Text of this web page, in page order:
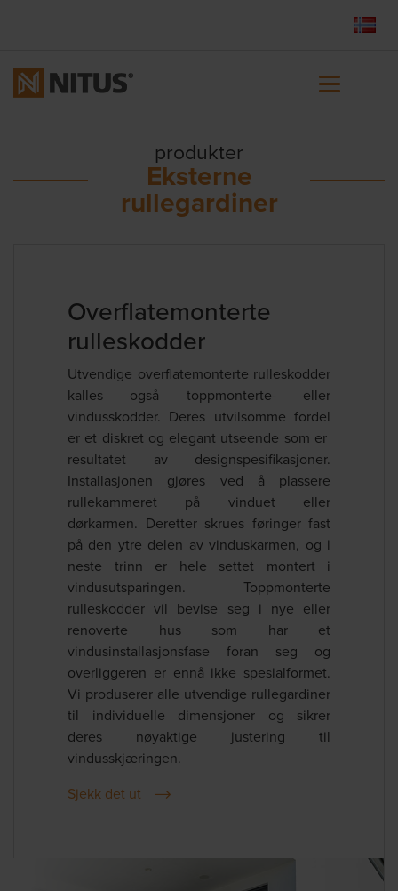
produkter
Eksterne
rullegardiner
Overflatemonterte
rulleskodder
Utvendige overflatemonterte rulleskodder
kalles også toppmonterte- eller
vindusskodder. Deres utvilsomme fordel
er et diskret og elegant utseende som er
resultatet av designspesifikasjoner.
Installasjonen gjøres ved å plassere
rullekammeret på vinduet eller
dørkarmen. Deretter skrues føringer fast
på den ytre delen av vinduskarmen, og i
neste trinn er hele settet montert i
vindusutsparingen. Toppmonterte
rulleskodder vil bevise seg i nye eller
renoverte hus som har et
vindusinstallasjonsfase foran seg og
overliggeren er ennå ikke spesialformet.
Vi produserer alle utvendige rullegardiner
til individuelle dimensjoner og sikrer
deres nøyaktige justering til
vindusskjæringen.
Sjekk det ut